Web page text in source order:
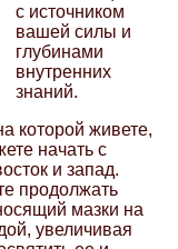
с источником
вашей силы и
глубинами
внутренних
знаний.
которой живете,
начать с
и запад.
продолжать
мазки на
увеличивая